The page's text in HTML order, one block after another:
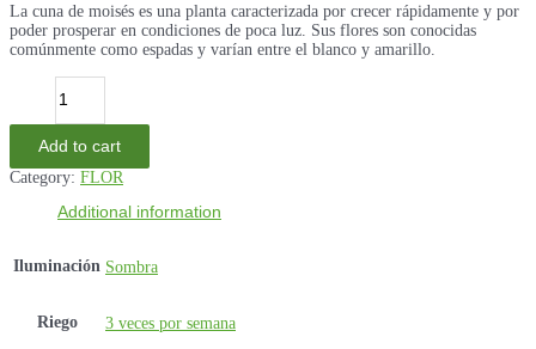
La cuna de moisés es una planta caracterizada por crecer rápidamente y por
poder prosperar en condiciones de poca luz. Sus flores son conocidas
comúnmente como espadas y varían entre el blanco y amarillo.
Moisés
quantity
Add to cart
Category: FLOR
Additional information
Iluminación Sombra
Riego 3 veces por semana